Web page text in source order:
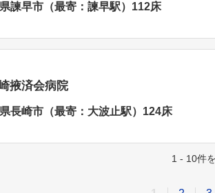
諫早市（最寄：諫早駅）112床
掖済会病院
長崎市（最寄：大波止駅）124床
1 - 10件